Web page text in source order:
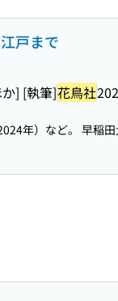
戸まで
] [執筆]花鳥社
年）など。 早稲